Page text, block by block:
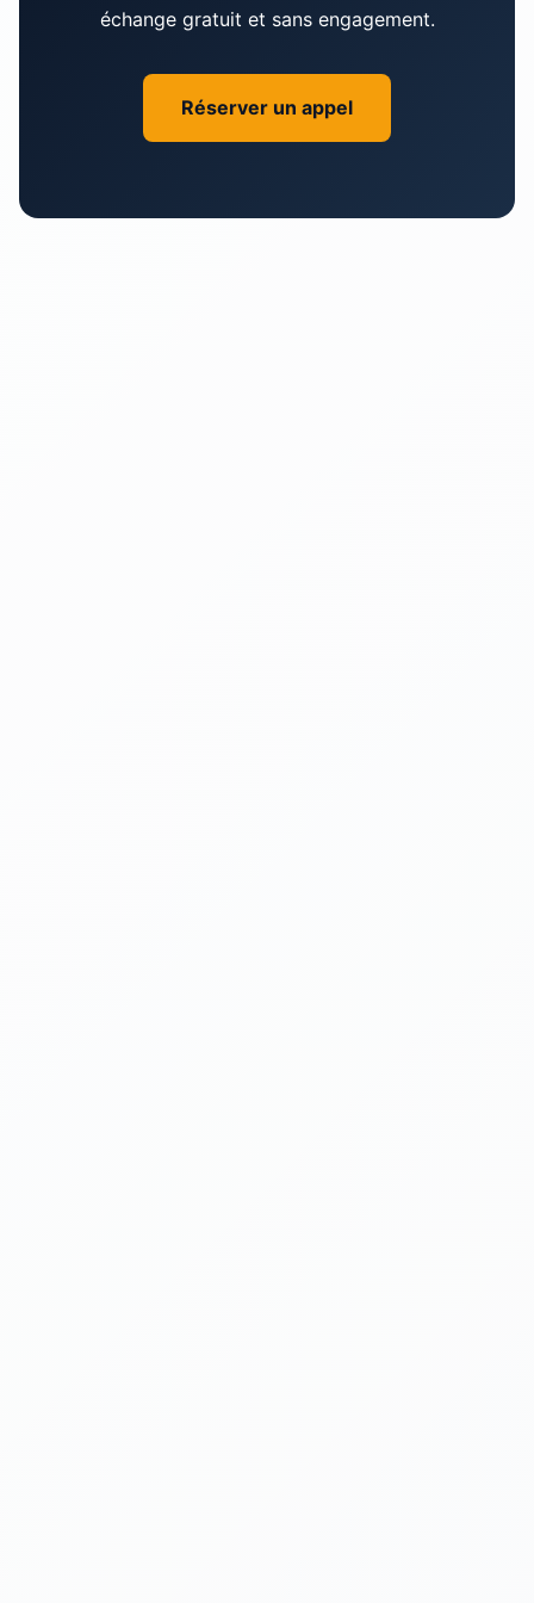
chances que nous travaillions ensemble!
échange gratuit et sans engagement.
Réserver un appel